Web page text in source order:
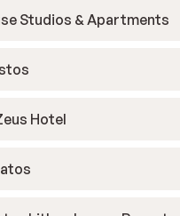
Studios & Apartments
Hotel